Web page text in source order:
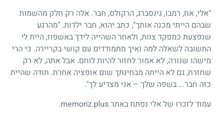
"אלי, אח, רמבו, גינסברג, הרקולס, חבר. אלה רק חלק מהשמות
שבהם הייתי מכנה אותך", כתב יהוא, חבר ילדות. "מהרגע
שנפצעת כמפקד צוות, ולאחר השהייה לידך באשפוז, היית לי
התשובה לשאלה למה ואיך מתמודדים עם קושי בקריירה. כי הרי
מישהו שנורה, לא אמור לחזור להיות לוחם. אבל אתה, לא רק
שחזרת, גם לא הייתה מבחינתך שום אופציה אחרת. תודה שהיית
כזה חבר... בשפה שלך – אני מצדיע לך".
עמוד לזכרו של אלי נפתח באתר memoriz.plus.